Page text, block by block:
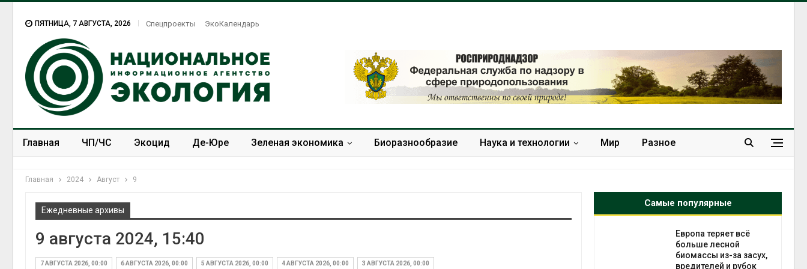
ПЯТНИЦА, 7 АВГУСТА, 2026 Спецпроекты ЭкоКалендарь
Главная ЧП/ЧС Экоцид Де-Юре Зеленая экономика Биоразнообразие Наука и технологии Мир Разное
Главная 2024 Август 9
Ежедневные архивы
9 августа 2024, 15:40
7 АВГУСТА 2026, 00:00 6 АВГУСТА 2026, 00:00 5 АВГУСТА 2026, 00:00 4 АВГУСТА 2026, 00:00 3 АВГУСТА 2026, 00:00
Самые популярные
Европа теряет всё
больше лесной
биомассы из-за засух,
вредителей и рубок
инфраструктура
обращения с отходами
Европа теряет всё
больше лесной
биомассы из-за засух,
вредителей и рубок